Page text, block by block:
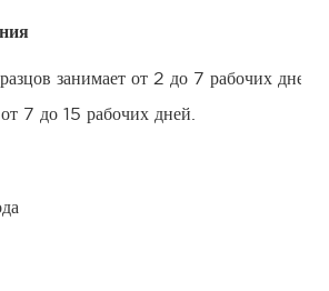
занимает от 2 до 7 рабочих дней,
7 до 15 рабочих дней.